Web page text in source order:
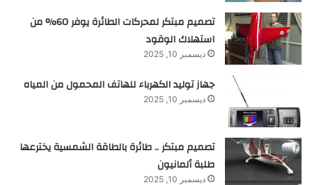
تصميم مبتكر لمحركات الطائرة يوفر 60% من
استهلاك الوقود
ديسمبر 10, 2025
جهاز توليد الكهرباء للهاتف المحمول من المياه
ديسمبر 10, 2025
تصميم مبتكر .. طائرة بالطاقة الشمسية يخترعها
طلبة ألمانيون
ديسمبر 10, 2025